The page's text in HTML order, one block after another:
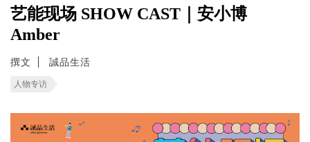
艺能现场 SHOW CAST｜安小博
Amber
撰文 誠品生活
人物专访